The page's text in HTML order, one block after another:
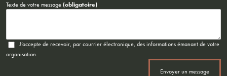
Texte de votre message(obligatoire)
J’accepte de recevoir, par courrier électronique, des informations émanant de votre
organisation.